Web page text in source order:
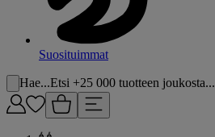
Suosituimmat
Hae...Etsi +25 000 tuotteen joukosta...